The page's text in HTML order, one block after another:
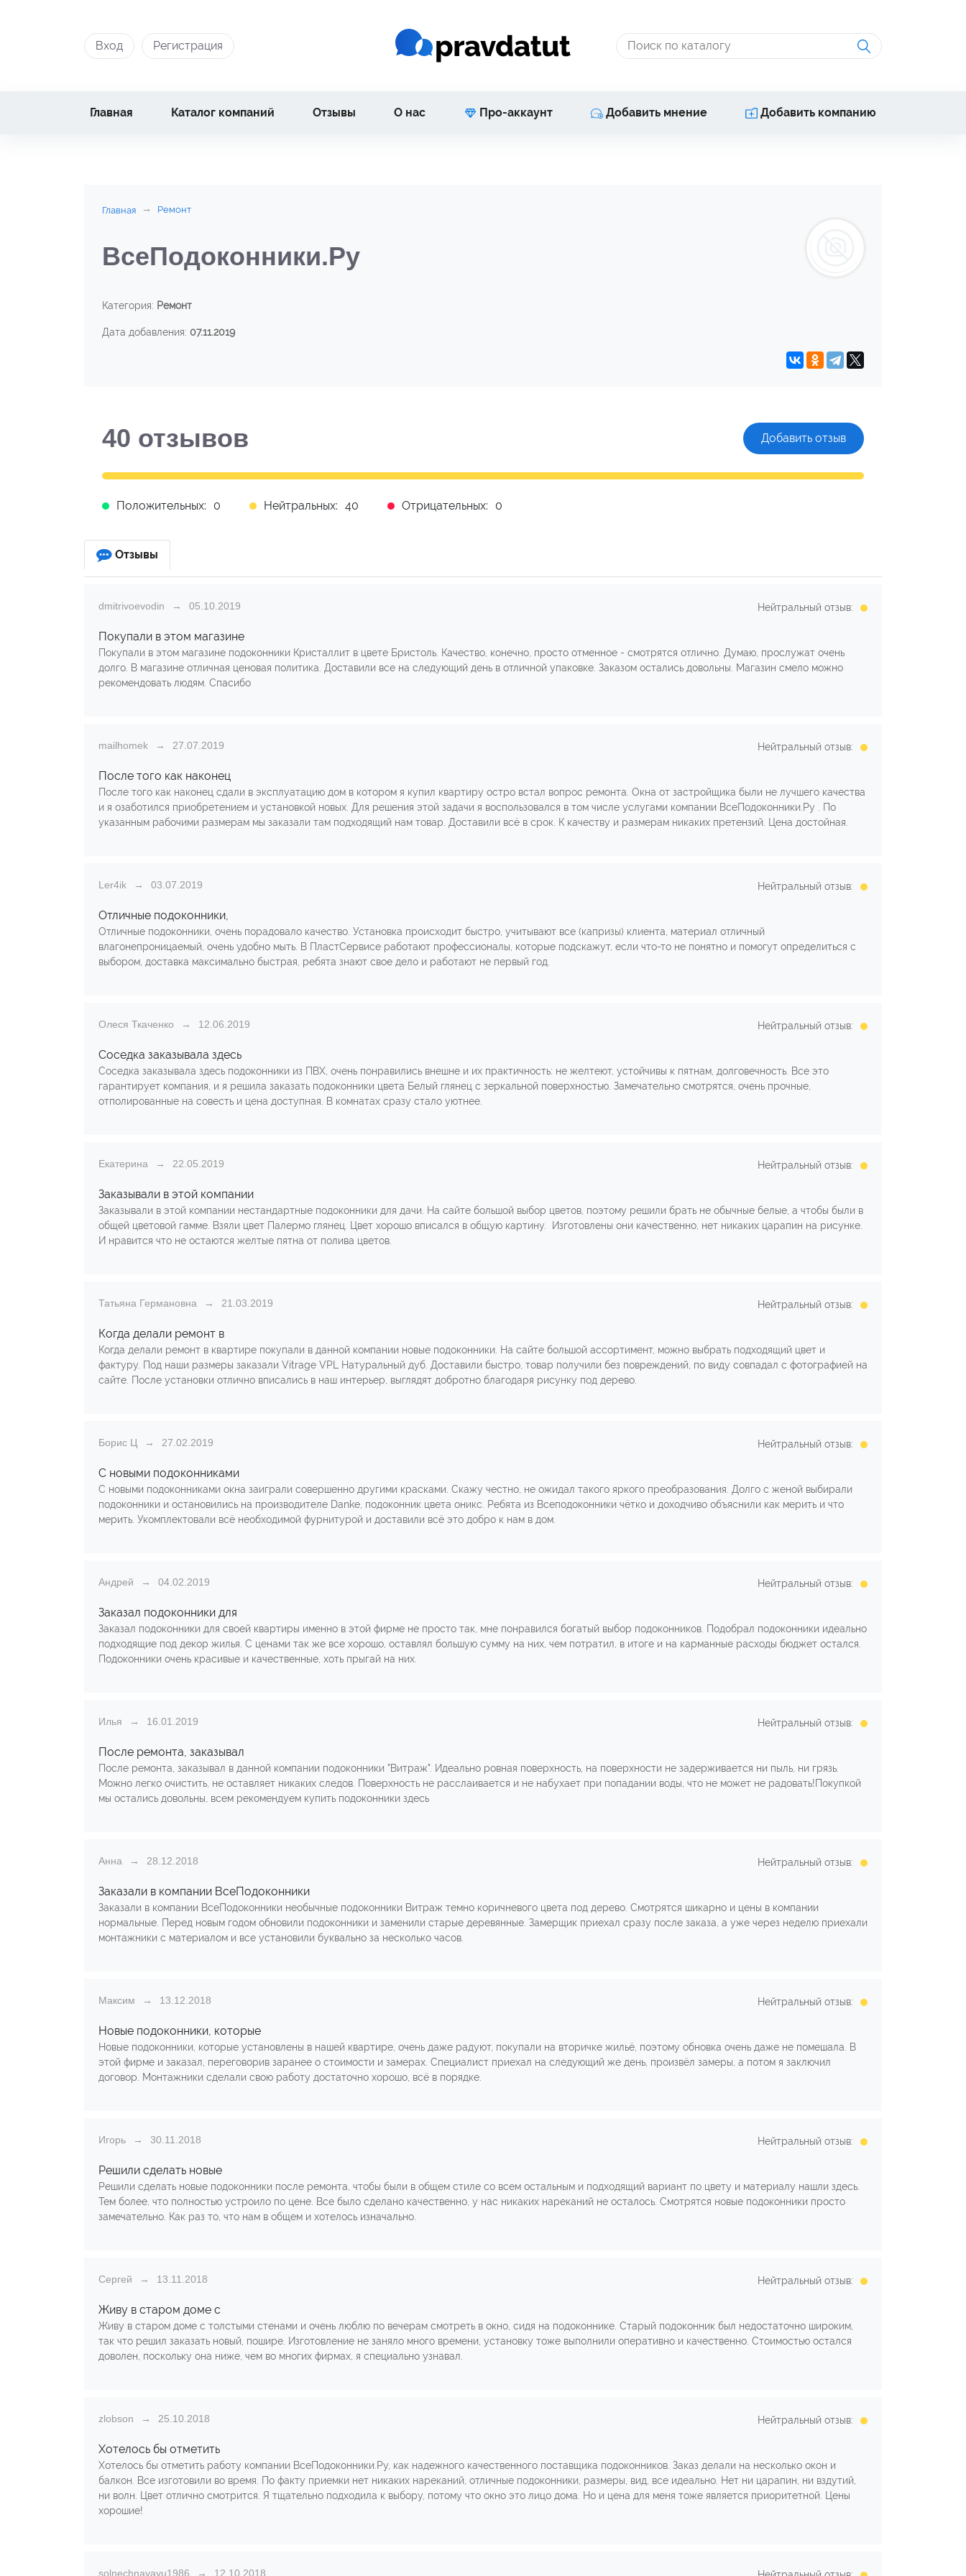
Вход Регистрация
Главная Каталог компаний Отзывы О нас Про-аккаунт Добавить мнение Добавить компанию
Главная Ремонт
ВсеПодоконники.Ру
Категория: Ремонт
Дата добавления: 07.11.2019
40 отзывов Добавить отзыв
Положительных: 0 Нейтральных: 40 Отрицательных: 0
Отзывы
dmitrivoevodin 05.10.2019 Нейтральный отзыв:
Покупали в этом магазине
Покупали в этом магазине подоконники Кристаллит в цвете Бристоль. Качество, конечно, просто отменное - смотрятся отлично. Думаю, прослужат очень
долго. В магазине отличная ценовая политика. Доставили все на следующий день в отличной упаковке. Заказом остались довольны. Магазин смело можно
рекомендовать людям. Спасибо
mailhomek 27.07.2019 Нейтральный отзыв:
После того как наконец
После того как наконец сдали в эксплуатацию дом в котором я купил квартиру остро встал вопрос ремонта. Окна от застройщика были не лучшего качества
и я озаботился приобретением и установкой новых. Для решения этой задачи я воспользовался в том числе услугами компании ВсеПодоконники.Ру . По
указанным рабочими размерам мы заказали там подходящий нам товар. Доставили всё в срок. К качеству и размерам никаких претензий. Цена достойная.
Ler4ik 03.07.2019 Нейтральный отзыв:
Отличные подоконники,
Отличные подоконники, очень порадовало качество. Установка происходит быстро, учитывают все (капризы) клиента, материал отличный
влагонепроницаемый, очень удобно мыть. В ПластСервисе работают профессионалы, которые подскажут, если что-то не понятно и помогут определиться с
выбором, доставка максимально быстрая, ребята знают свое дело и работают не первый год.
Олеся Ткаченко 12.06.2019 Нейтральный отзыв:
Соседка заказывала здесь
Соседка заказывала здесь подоконники из ПВХ, очень понравились внешне и их практичность: не желтеют, устойчивы к пятнам, долговечность. Все это
гарантирует компания, и я решила заказать подоконники цвета Белый глянец с зеркальной поверхностью. Замечательно смотрятся, очень прочные,
отполированные на совесть и цена доступная. В комнатах сразу стало уютнее.
Екатерина 22.05.2019 Нейтральный отзыв:
Заказывали в этой компании
Заказывали в этой компании нестандартные подоконники для дачи. На сайте большой выбор цветов, поэтому решили брать не обычные белые, а чтобы были в
общей цветовой гамме. Взяли цвет Палермо глянец. Цвет хорошо вписался в общую картину. Изготовлены они качественно, нет никаких царапин на рисунке.
И нравится что не остаются желтые пятна от полива цветов.
Татьяна Германовна 21.03.2019 Нейтральный отзыв:
Когда делали ремонт в
Когда делали ремонт в квартире покупали в данной компании новые подоконники. На сайте большой ассортимент, можно выбрать подходящий цвет и
фактуру. Под наши размеры заказали Vitrage VPL Натуральный дуб. Доставили быстро, товар получили без повреждений, по виду совпадал с фотографией на
сайте. После установки отлично вписались в наш интерьер, выглядят добротно благодаря рисунку под дерево.
Борис Ц 27.02.2019 Нейтральный отзыв:
С новыми подоконниками
С новыми подоконниками окна заиграли совершенно другими красками. Скажу честно, не ожидал такого яркого преобразования. Долго с женой выбирали
подоконники и остановились на производителе Danke, подоконник цвета оникс. Ребята из Всеподоконники чётко и доходчиво объяснили как мерить и что
мерить. Укомплектовали всё необходимой фурнитурой и доставили всё это добро к нам в дом.
Андрей 04.02.2019 Нейтральный отзыв:
Заказал подоконники для
Заказал подоконники для своей квартиры именно в этой фирме не просто так, мне понравился богатый выбор подоконников. Подобрал подоконники идеально
подходящие под декор жилья. С ценами так же все хорошо, оставлял большую сумму на них, чем потратил, в итоге и на карманные расходы бюджет остался.
Подоконники очень красивые и качественные, хоть прыгай на них.
Илья 16.01.2019 Нейтральный отзыв:
После ремонта, заказывал
После ремонта, заказывал в данной компании подоконники "Витраж". Идеально ровная поверхность, на поверхности не задерживается ни пыль, ни грязь.
Можно легко очистить, не оставляет никаких следов. Поверхность не расслаивается и не набухает при попадании воды, что не может не радовать!Покупкой
мы остались довольны, всем рекомендуем купить подоконники здесь
Анна 28.12.2018 Нейтральный отзыв:
Заказали в компании ВсеПодоконники
Заказали в компании ВсеПодоконники необычные подоконники Витраж темно коричневого цвета под дерево. Смотрятся шикарно и цены в компании
нормальные. Перед новым годом обновили подоконники и заменили старые деревянные. Замерщик приехал сразу после заказа, а уже через неделю приехали
монтажники с материалом и все установили буквально за несколько часов.
Максим 13.12.2018 Нейтральный отзыв:
Новые подоконники, которые
Новые подоконники, которые установлены в нашей квартире, очень даже радуют, покупали на вторичке жильё, поэтому обновка очень даже не помешала. В
этой фирме и заказал, переговорив заранее о стоимости и замерах. Специалист приехал на следующий же день, произвёл замеры, а потом я заключил
договор. Монтажники сделали свою работу достаточно хорошо, всё в порядке.
Игорь 30.11.2018 Нейтральный отзыв:
Решили сделать новые
Решили сделать новые подоконники после ремонта, чтобы были в общем стиле со всем остальным и подходящий вариант по цвету и материалу нашли здесь.
Тем более, что полностью устроило по цене. Все было сделано качественно, у нас никаких нареканий не осталось. Смотрятся новые подоконники просто
замечательно. Как раз то, что нам в общем и хотелось изначально.
Сергей 13.11.2018 Нейтральный отзыв:
Живу в старом доме с
Живу в старом доме с толстыми стенами и очень люблю по вечерам смотреть в окно, сидя на подоконнике. Старый подоконник был недостаточно широким,
так что решил заказать новый, пошире. Изготовление не заняло много времени, установку тоже выполнили оперативно и качественно. Стоимостью остался
доволен, поскольку она ниже, чем во многих фирмах, я специально узнавал.
zlobson 25.10.2018 Нейтральный отзыв:
Хотелось бы отметить
Хотелось бы отметить работу компании ВсеПодоконники.Ру, как надежного качественного поставщика подоконников. Заказ делали на несколько окон и
балкон. Все изготовили во время. По факту приемки нет никаких нареканий, отличные подоконники, размеры, вид, все идеально. Нет ни царапин, ни вздутий,
ни волн. Цвет отлично смотрится. Я тщательно подходила к выбору, потому что окно это лицо дома. Но и цена для меня тоже является приоритетной. Цены
хорошие!
solnechnayayu1986 12.10.2018